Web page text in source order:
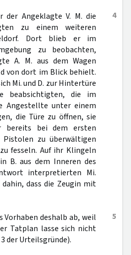
4
der Angeklagte V. M. die
zu einem weiteren
Dort blieb er im
zu beobachten,
A. M. aus dem Wagen
von dort im Blick behielt.
Mi. und D. zur Hintertüre
beabsichtigten, die im
Angestellte unter einem
die Türe zu öffnen, sie
bereits bei dem ersten
zu überwältigen
fesseln. Auf ihr Klingeln
B. aus dem Inneren des
interpretierten Mi.
dass die Zeugin mit
5
Vorhaben deshalb ab, weil
Tatplan lasse sich nicht
der Urteilsgründe).